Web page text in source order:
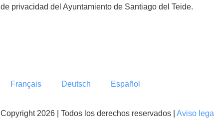
privacidad del Ayuntamiento de Santiago del Teide.
Français Deutsch Español
2026 | Todos los derechos reservados | Aviso legal